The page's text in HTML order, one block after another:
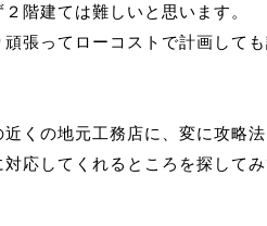
階建ては難しいと思います。
張ってローコストで計画して
くの地元工務店に、変に攻略
応してくれるところを探して